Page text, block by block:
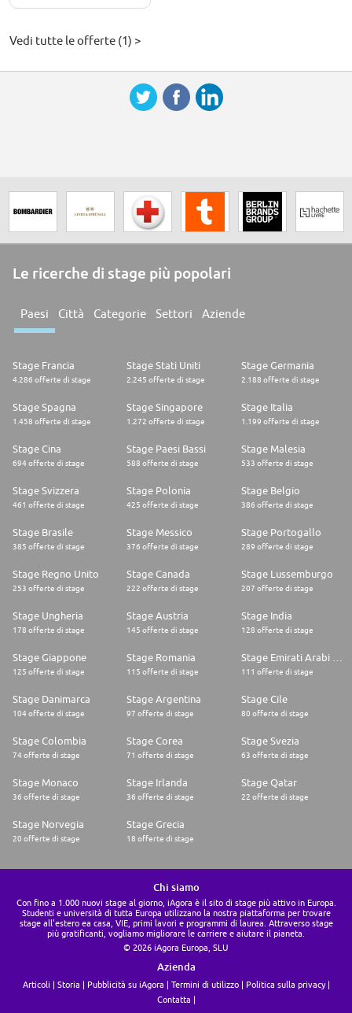
Vedi tutte le offerte (1) >
Le ricerche di stage più popolari
Paesi Città Categorie Settori Aziende
Stage Francia
4.286 offerte di stage
Stage Stati Uniti
2.245 offerte di stage
Stage Germania
2.188 offerte di stage
Stage Spagna
1.458 offerte di stage
Stage Singapore
1.272 offerte di stage
Stage Italia
1.199 offerte di stage
Stage Cina
694 offerte di stage
Stage Paesi Bassi
588 offerte di stage
Stage Malesia
533 offerte di stage
Stage Svizzera
461 offerte di stage
Stage Polonia
425 offerte di stage
Stage Belgio
386 offerte di stage
Stage Brasile
385 offerte di stage
Stage Messico
376 offerte di stage
Stage Portogallo
289 offerte di stage
Stage Regno Unito
253 offerte di stage
Stage Canada
222 offerte di stage
Stage Lussemburgo
207 offerte di stage
Stage Ungheria
178 offerte di stage
Stage Austria
145 offerte di stage
Stage India
128 offerte di stage
Stage Giappone
125 offerte di stage
Stage Romania
115 offerte di stage 111 offerte di stage
Stage Danimarca
104 offerte di stage
Stage Argentina
97 offerte di stage
Stage Cile
80 offerte di stage
Stage Colombia
74 offerte di stage
Stage Corea
71 offerte di stage
Stage Svezia
63 offerte di stage
Stage Monaco
36 offerte di stage
Stage Irlanda
36 offerte di stage
Stage Qatar
22 offerte di stage
Stage Norvegia
20 offerte di stage
Stage Grecia
18 offerte di stage
Chi siamo
Con fino a 1.000 nuovi stage al giorno, iAgora è il sito di stage più attivo in Europa.
Studenti e università di tutta Europa utilizzano la nostra piattaforma per trovare
stage all'estero ea casa, VIE, primi lavori e programmi di laurea. Attraverso stage
più gratificanti, vogliamo migliorare le carriere e aiutare il pianeta.
© 2026 iAgora Europa, SLU
Azienda
Articoli Storia Pubblicità su iAgora Termini di utilizzo
Politica sulla privacy
Contatta